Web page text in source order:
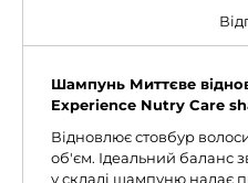
Шампунь Миттєве
Experience Nutry Care
Відновлює стовбур
об'єм. Ідеальний баланс
у складі шампуню надає